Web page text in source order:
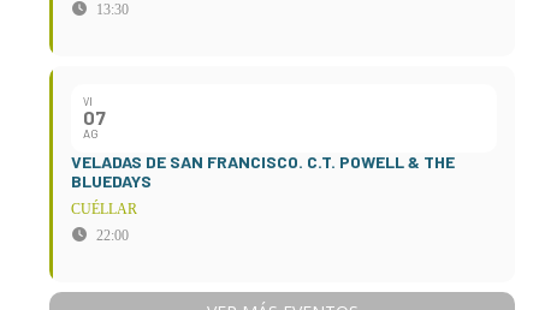
13:30
VI
07
AG
VELADAS DE SAN FRANCISCO. C.T. POWELL & THE
BLUEDAYS
CUÉLLAR
22:00